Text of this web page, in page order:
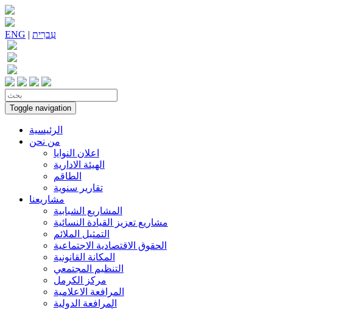
ENG | עִברִית
Toggle navigation
الرئيسية
من نحن
اعلان النوايا
الهيئة الادارية
الطاقم
تقارير سنوية
مشاريعنا
المشاريع الشبابية
مشاريع تعزيز القيادة النسائية
التمثيل الملائم
الحقوق الاقتصادية الاجتماعية
المكانة القانونية
التنظيم المجتمعي
مركز الكرمل
المرافعة الاعلامية
المرافعة الدولية